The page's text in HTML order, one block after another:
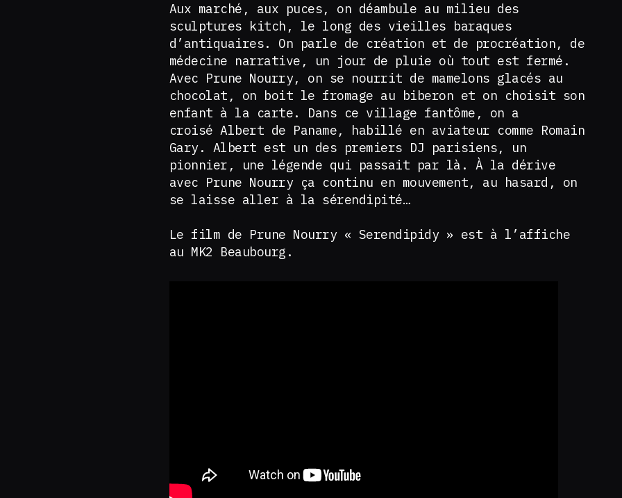
Aux marché, aux puces, on déambule au milieu des
sculptures kitch, le long des vieilles baraques
d’antiquaires. On parle de création et de procréation, de
médecine narrative, un jour de pluie où tout est fermé.
Avec Prune Nourry, on se nourrit de mamelons glacés au
chocolat, on boit le fromage au biberon et on choisit son
enfant à la carte. Dans ce village fantôme, on a
croisé Albert de Paname, habillé en aviateur comme Romain
Gary. Albert est un des premiers DJ parisiens, un
pionnier, une légende qui passait par là. À la dérive
avec Prune Nourry ça continu en mouvement, au hasard, on
se laisse aller à la sérendipité…
Le film de Prune Nourry « Serendipidy » est à l’affiche
au MK2 Beaubourg.